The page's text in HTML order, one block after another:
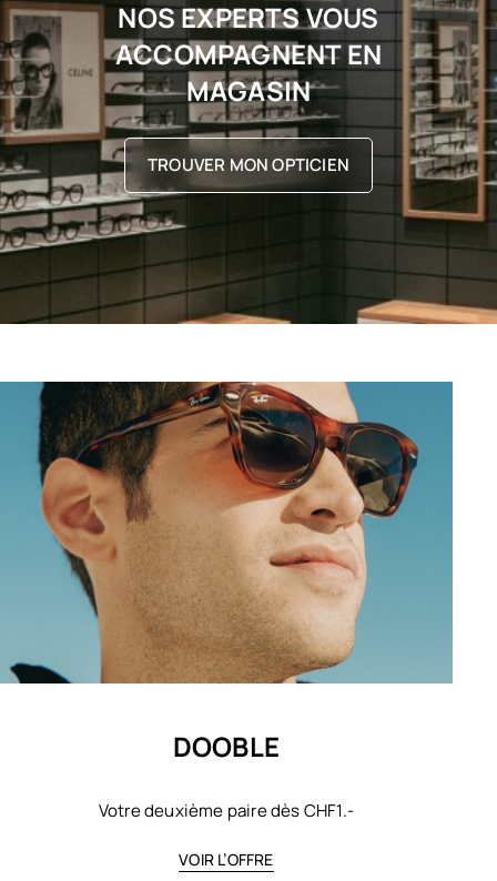
NOS EXPERTS VOUS
ACCOMPAGNENT EN
MAGASIN
TROUVER MON OPTICIEN
DOOBLE
Votre deuxième paire dès CHF1.-
VOIR L’OFFRE